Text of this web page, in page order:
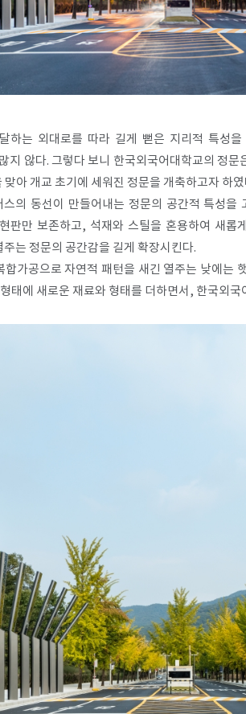
하는 외대로를 따라 길게 뻗은 지리적 특성
지 않다. 그렇다 보니 한국외국어대학교의 정
아 개교 초기에 세워진 정문을 개축하고자 하였
동선이 만들어내는 정문의 공간적 특성을
판만 보존하고, 석재와 스틸을 혼용하여 새롭
는 정문의 공간감을 길게 확장시킨다.
가공으로 자연적 패턴을 새긴 열주는 낮에는
태에 새로운 재료와 형태를 더하면서, 한국외